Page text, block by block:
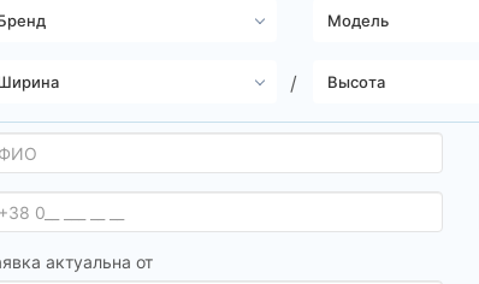
актуальна от